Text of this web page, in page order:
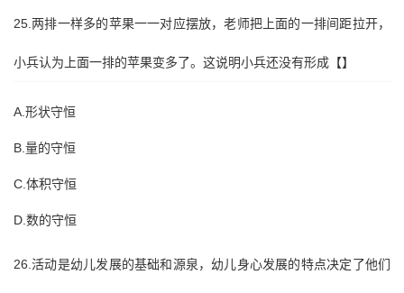
25.两排一样多的苹果一一对应摆放，老师把上面的一排间距拉开，
小兵认为上面一排的苹果变多了。这说明小兵还没有形成【】
A.形状守恒
B.量的守恒
C.体积守恒
D.数的守恒
26.活动是幼儿发展的基础和源泉，幼儿身心发展的特点决定了他们